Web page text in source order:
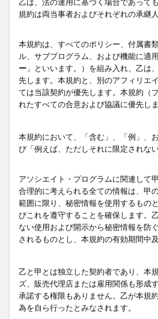
乙は、法の運用に基づく場合であって
規約は両当事者およびそれぞれの承継
本規約は、すべてのポリシー、付属書
ル、サブプログラム、および機能に適
ー 」といいます。）を組み入れ、乙は
先します。本規約と、別のアフィリエ
ては当該契約が優先します。本規約（
れたすべての合意および協議に優先しま
本規約において、「含む」、「例」、
び「例えば、ただしそれに限定されな
アソシエイト・プログラムに関連して
合理的に考えられる全ての情報は、甲
範囲に限り、秘密情報を使用するもの
びこれを遵守することを確保します。
ない使用および開示から秘密情報を防
されるものとし、本規約の有効期間中
乙と甲とは独立した契約者であり、本
ズ、販売代理店または雇用関係も形成
承諾する権限もありません。乙が本規
為を自ら行ったとみなされます。